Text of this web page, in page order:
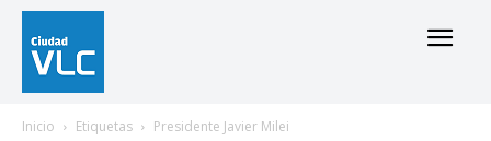
Inicio Etiquetas Presidente Javier Milei